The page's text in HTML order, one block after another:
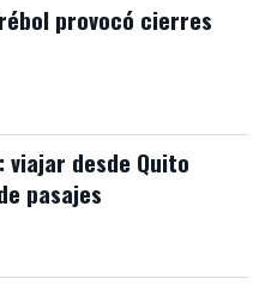
provocó cierres
viajar desde Quito
pasajes